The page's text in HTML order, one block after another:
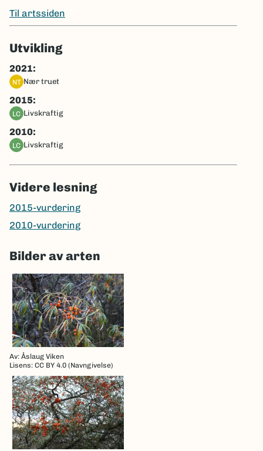
Til artssiden
Utvikling
2021:
NT nær truet
2015:
LC livskraftig
2010:
LC livskraftig
Videre lesning
2015-vurdering
2010-vurdering
Bilder av arten
Av: Åslaug Viken
Lisens: CC BY 4.0 (Navngivelse)